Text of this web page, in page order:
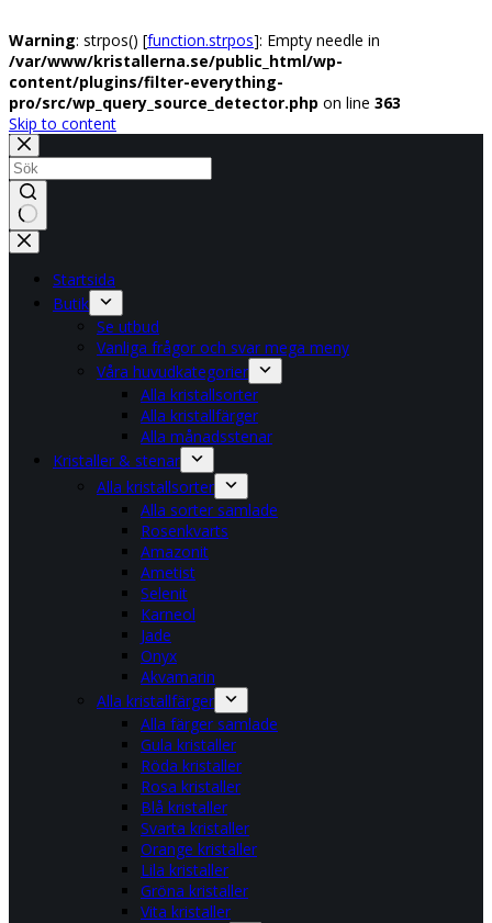
Warning: strpos() [function.strpos]: Empty needle in
/var/www/kristallerna.se/public_html/wp-
content/plugins/filter-everything-
pro/src/wp_query_source_detector.php on line 363
Skip to content
No
results
Startsida
Butik
Se utbud
Vanliga frågor och svar mega meny
Våra huvudkategorier
Alla kristallsorter
Alla kristallfärger
Alla månadsstenar
Kristaller & stenar
Alla kristallsorter
Alla sorter samlade
Rosenkvarts
Amazonit
Ametist
Selenit
Karneol
Jade
Onyx
Akvamarin
Alla kristallfärger
Alla färger samlade
Gula kristaller
Röda kristaller
Rosa kristaller
Blå kristaller
Svarta kristaller
Orange kristaller
Lila kristaller
Gröna kristaller
Vita kristaller